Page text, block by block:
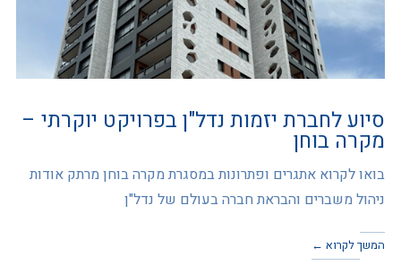
סיוע לחברת יזמות נדל"ן בפרויקט יוקרתי –
מקרה בוחן
בואו לקרוא אתגרים ופתרונות במסגרת מקרה בוחן מרתק אודות
ניהול משברים והבראת חברה בעולם של נדל"ן
המשך לקרוא ←